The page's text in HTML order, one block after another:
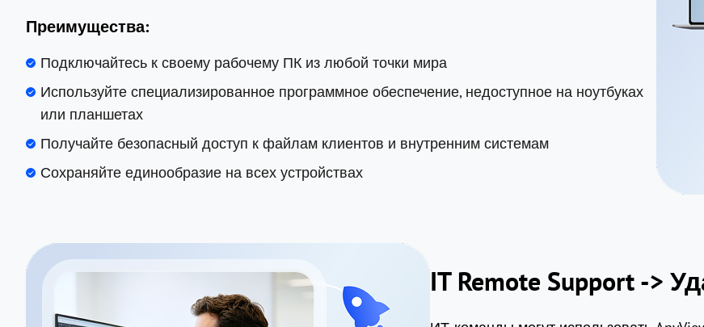
Преимущества:
Подключайтесь к своему рабочему ПК из любой точки мира
Используйте специализированное программное обеспечение, недоступное на ноутбуках
или планшетах
Получайте безопасный доступ к файлам клиентов и внутренним системам
Сохраняйте единообразие на всех устройствах
IT Remote Support ->